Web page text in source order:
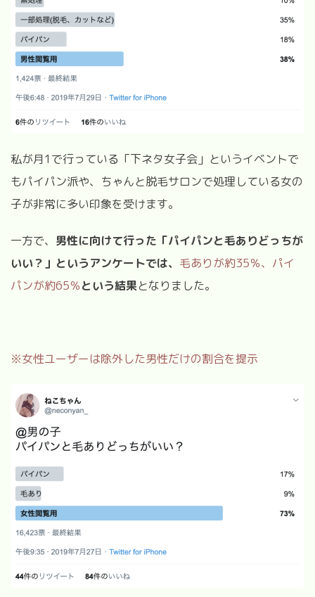
私が月1 で行っている「下ネタ女子会」というイベントで
もパイパン派や、ちゃんと脱毛サロンで処理している女の
子が非常に多い印象を受けます。
一方で、 男性に向けて行った「パイパンと毛ありどっちが
いい？」というアンケートでは、 毛ありが約35％、パイ
パンが約65％という結果となりました。
※女性ユーザーは除外した男性だけの割合を提示